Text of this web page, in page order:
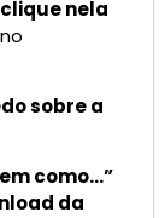
nela
sobre a
como…”
da